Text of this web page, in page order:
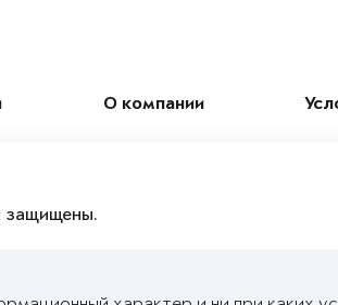
О компании
защищены.